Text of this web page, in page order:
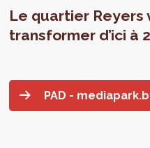
Le quartier
transformer d’ici à
PAD -